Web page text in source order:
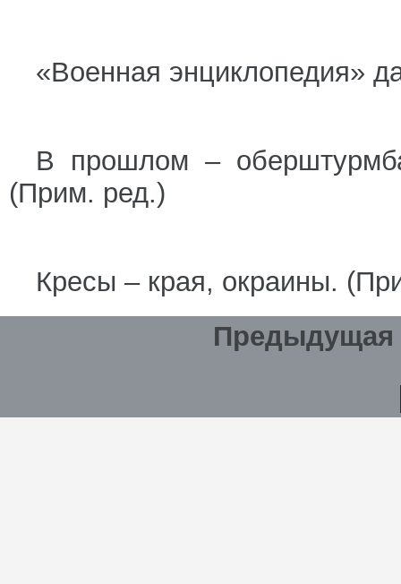
«Военная энциклопедия»
В прошлом –
(Прим. ред.)
Кресы – края, окраины.
Предыдущая